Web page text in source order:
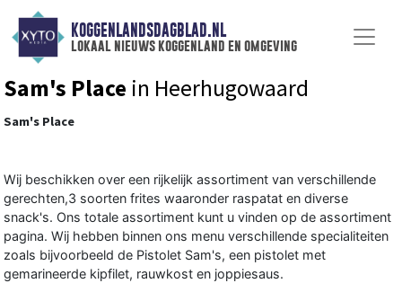
KOGGENLANDSDAGBLAD.NL
lokaal nieuws koggenland en omgeving
Sam's Place in Heerhugowaard
Sam's Place
Wij beschikken over een rijkelijk assortiment van verschillende
gerechten,3 soorten frites waaronder raspatat en diverse
snack's. Ons totale assortiment kunt u vinden op de assortiment
pagina. Wij hebben binnen ons menu verschillende specialiteiten
zoals bijvoorbeeld de Pistolet Sam's, een pistolet met
gemarineerde kipfilet, rauwkost en joppiesaus.